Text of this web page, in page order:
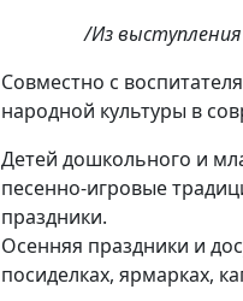
/Из
Совместно с
народной культуры в
Детей дошкольного и
песенно-игровые
праздники.
Осенняя праздники и
посиделках, ярмарках,